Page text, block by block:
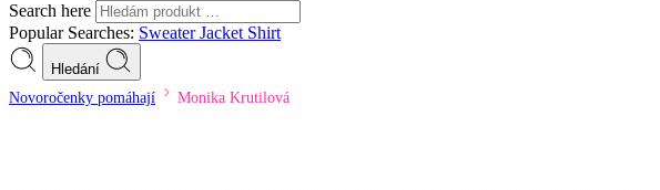
Search here
Popular Searches: SweaterJacket Shirt
Hledání
Novoročenky pomáhají Monika Krutilová